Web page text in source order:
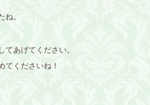
。
あげてください。
てくださいね！